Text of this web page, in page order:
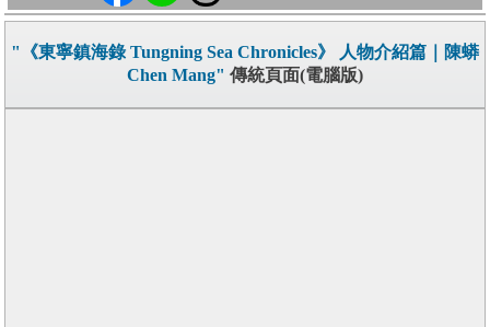
"《東寧鎮海錄 Tungning Sea Chronicles》 人物介紹篇｜陳蟒
Chen Mang" 傳統頁面(電腦版)